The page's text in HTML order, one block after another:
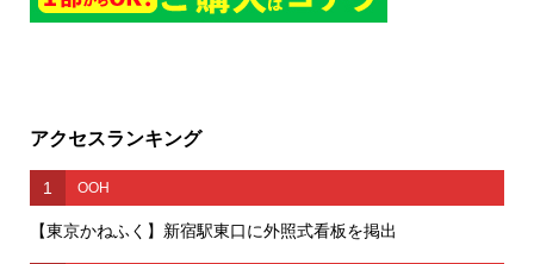
アクセスランキング
1 OOH
【東京かねふく】新宿駅東口に外照式看板を掲出